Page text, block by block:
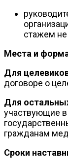
стажем
Места и
Для
договоре о
Для
участвующие
гражданам
Сроки